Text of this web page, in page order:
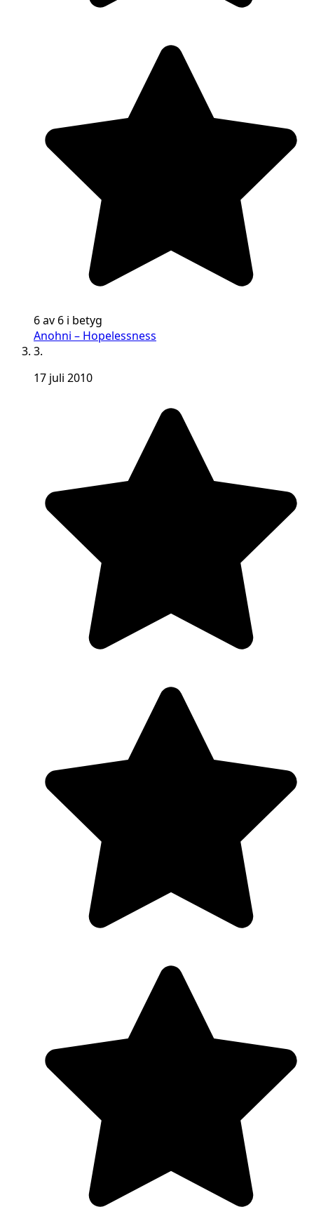
6 av 6 i betyg
Anohni – Hopelessness
3.
17 juli 2010